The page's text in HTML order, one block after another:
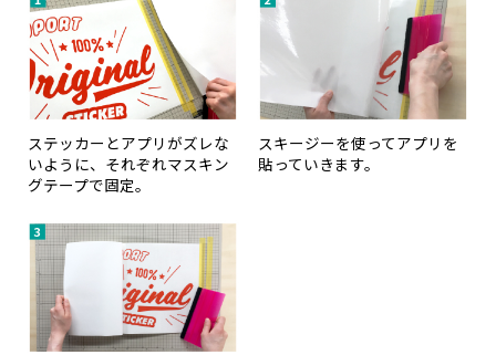
ステッカーとアプリがズレな
いように、それぞれマスキン
グテープで固定。
スキージーを使ってアプリを
貼っていきます。